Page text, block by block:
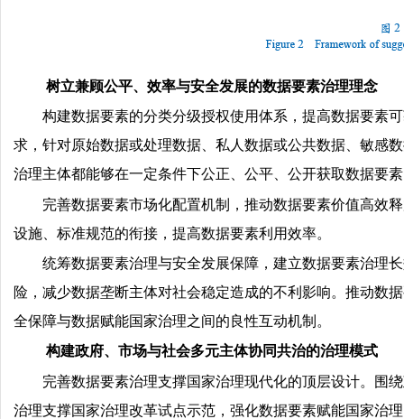
树立兼顾公平、效率与安全发展的数据要素治理理念
构建数据要素的分类分级授权使用体系，提高数据要素
求，针对原始数据或处理数据、私人数据或公共数据、敏感
治理主体都能够在一定条件下公正、公平、公开获取数据要
完善数据要素市场化配置机制，推动数据要素价值高效
设施、标准规范的衔接，提高数据要素利用效率。
统筹数据要素治理与安全发展保障，建立数据要素治理
险，减少数据垄断主体对社会稳定造成的不利影响。推动数
全保障与数据赋能国家治理之间的良性互动机制。
构建政府、市场与社会多元主体协同共治的治理模式
完善数据要素治理支撑国家治理现代化的顶层设计。围
治理支撑国家治理改革试点示范，强化数据要素赋能国家治